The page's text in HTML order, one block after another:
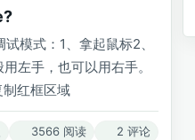
模式：1、拿起鼠标2、
左手，也可以用右手。
红框区域
3566 阅读 2 评论